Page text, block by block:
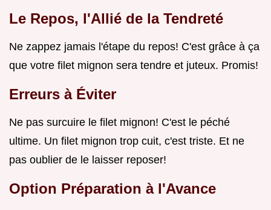
Le Repos, l'Allié de la Tendreté
Ne zappez jamais l'étape du repos! C'est grâce à ça
que votre filet mignon sera tendre et juteux. Promis!
Erreurs à Éviter
Ne pas surcuire le filet mignon! C'est le péché
ultime. Un filet mignon trop cuit, c'est triste. Et ne
pas oublier de le laisser reposer!
Option Préparation à l'Avance